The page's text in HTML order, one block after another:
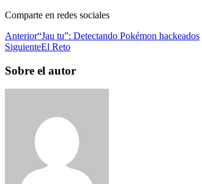
Comparte en redes sociales
Anterior“Jau tu”: Detectando Pokémon hackeados
SiguienteEl Reto
Sobre el autor